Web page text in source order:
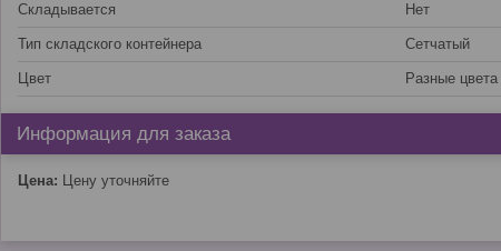
Складывается Нет
Тип складского контейнера Сетчатый
Цвет Разные цвета
Информация для заказа
Цена: Цену уточняйте